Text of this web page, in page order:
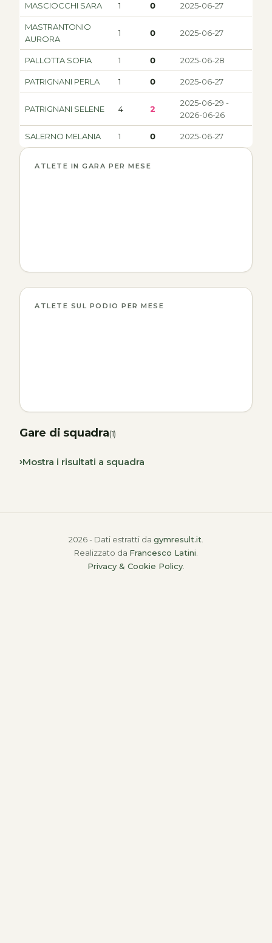
MASCIOCCHI SARA 1 0 2025-06-27
MASTRANTONIO
AURORA
1 0 2025-06-27
PALLOTTA SOFIA 1 0 2025-06-28
PATRIGNANI PERLA 1 0 2025-06-27
PATRIGNANI SELENE 4 2
2025-06-29 -
2026-06-26
SALERNO MELANIA 1 0 2025-06-27
ATLETE IN GARA PER MESE
ATLETE SUL PODIO PER MESE
Gare di squadra(1)
Mostra i risultati a squadra
2026 - Dati estratti da gymresult.it
Realizzato da Francesco Latini
Privacy & Cookie Policy